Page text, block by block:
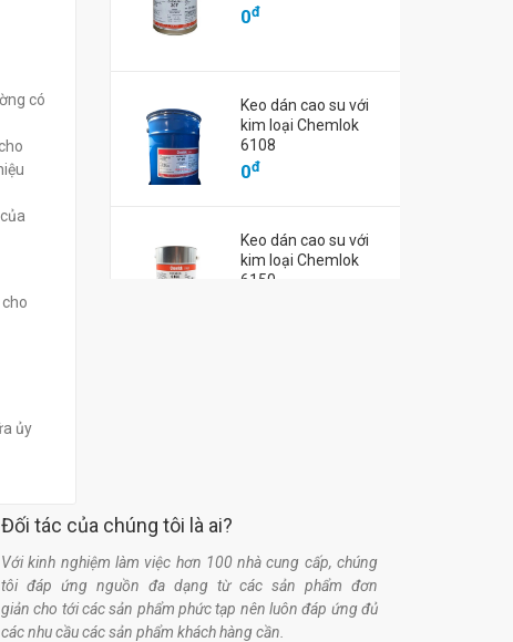
có
ủy
0đ
Keo dán cao su với
kim loại Chemlok
6108
0đ
Keo dán cao su với
kim loại Chemlok
6150
Đối tác của chúng tôi là ai?
Với kinh nghiệm làm việc hơn 100 nhà cung cấp, chúng
tôi đáp ứng nguồn đa dạng từ các sản phẩm đơn
giản cho tới các sản phẩm phức tạp nên luôn đáp ứng đủ
các nhu cầu các sản phẩm khách hàng cần.